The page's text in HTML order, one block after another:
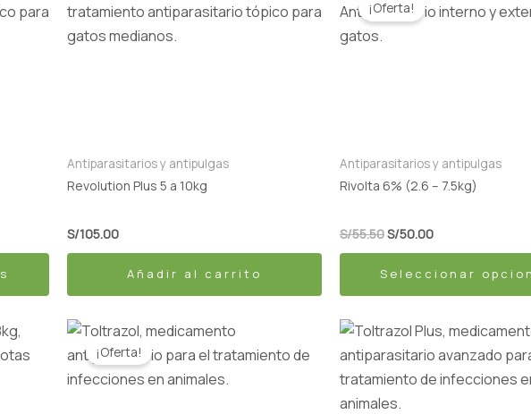
Antiparasitarios y antipulgas
Revolution Plus 5 a 10kg
S/105.00
Añadir al carrito
¡Oferta!
Antiparasitarios y antipulgas
Rivolta 6% (2.6 – 7.5kg)
S/55.50
original
S/50.00
actual
Seleccionar
producto
tiene
se
pueden
en
la
página
de
producto
¡Oferta!
El
precio
original
era:
El
actual
es:
Este
producto
tiene
Rango
de
precios:
desde
Este
producto
tiene
múltiples